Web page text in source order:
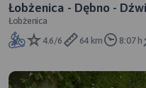
Łobżenica - Dębno -
Łobżenica
4.6/6
64 km 8:07 h